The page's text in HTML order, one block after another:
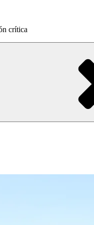
crítica